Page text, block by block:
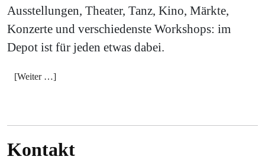
Ausstellungen, Theater, Tanz, Kino, Märkte,
Konzerte und verschiedenste Workshops: im
Depot ist für jeden etwas dabei.
[Weiter …]
Kontakt